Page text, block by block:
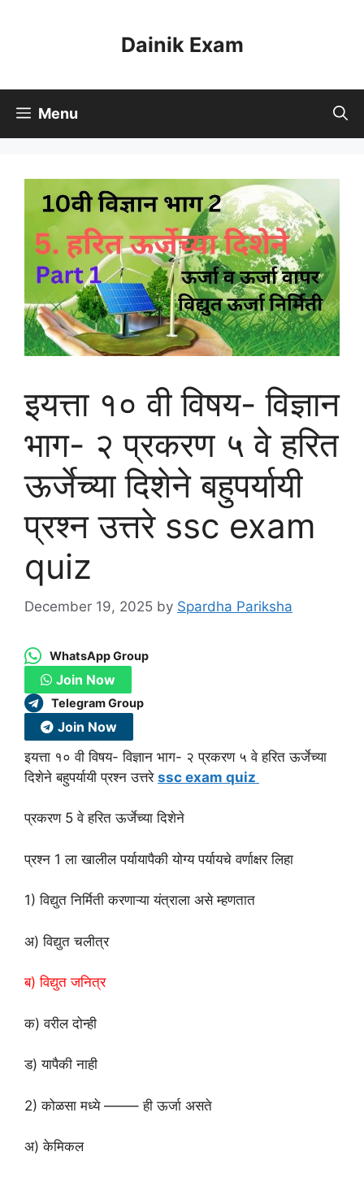
Dainik Exam
Menu
इयत्ता १० वी विषय- विज्ञान
भाग- २ प्रकरण ५ वे हरित
ऊर्जेच्या दिशेने बहुपर्यायी
प्रश्न उत्तरे ssc exam
quiz
December 19, 2025 by Spardha Pariksha
WhatsApp Group
Join Now
Telegram Group
Join Now
इयत्ता १० वी विषय- विज्ञान भाग- २ प्रकरण ५ वे हरित ऊर्जेच्या
दिशेने बहुपर्यायी प्रश्न उत्तरे ssc exam quiz
प्रकरण 5 वे हरित ऊर्जेच्या दिशेने
प्रश्न 1 ला खालील पर्यायापैकी योग्य पर्यायचे वर्णाक्षर लिहा
1) विद्युत निर्मिती करणाऱ्या यंत्राला असे म्हणतात
अ) विद्युत चलीत्र
ब) विद्युत जनित्र
क) वरील दोन्ही
ड) यापैकी नाही
2) कोळसा मध्ये ——–ही ऊर्जा असते
अ) केमिकल